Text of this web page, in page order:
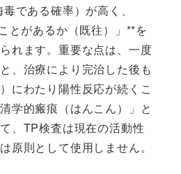
である確率）が高く、
とがあるか（既往）」**を
れます。重要な点は、一度
、治療により完治した後も
にわたり陽性反応が続くこ
学的瘢痕（はんこん）」と
、TP検査は現在の活動性
原則として使用しません。